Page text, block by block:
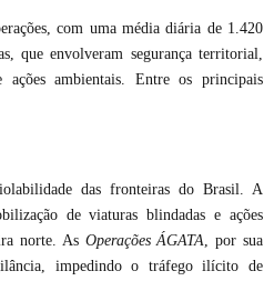
com uma média diária de 1.420
que envolveram segurança territorial,
ambientais. Entre os principais
das fronteiras do Brasil. A
de viaturas blindadas e ações
norte. As Operações ÁGATA , por sua
impedindo o tráfego ilícito de